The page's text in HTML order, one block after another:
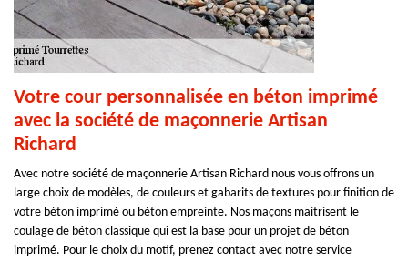
Votre cour personnalisée en béton imprimé
avec la société de maçonnerie Artisan
Richard
Avec notre société de maçonnerie Artisan Richard nous vous offrons un
large choix de modèles, de couleurs et gabarits de textures pour finition de
votre béton imprimé ou béton empreinte. Nos maçons maitrisent le
coulage de béton classique qui est la base pour un projet de béton
imprimé. Pour le choix du motif, prenez contact avec notre service